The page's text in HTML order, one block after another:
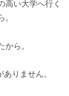
高い大学へ行く
ら。
りません。